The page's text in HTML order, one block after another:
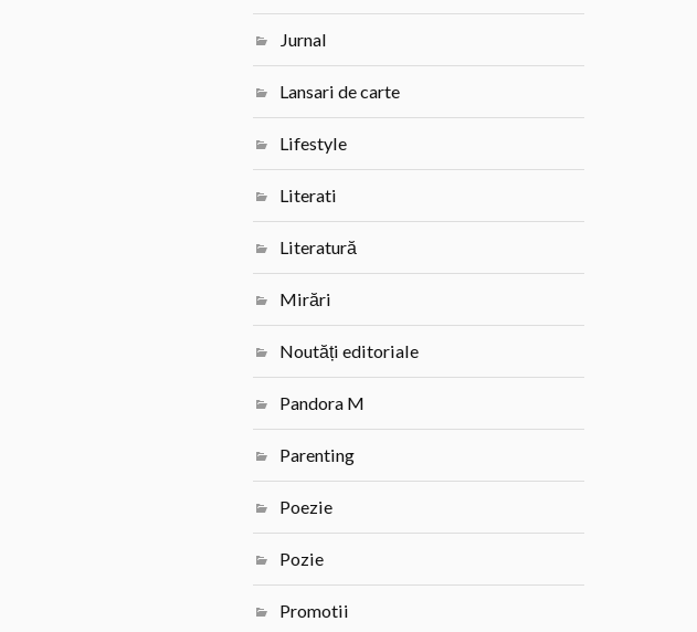
Jurnal
Lansari de carte
Lifestyle
Literati
Literatură
Mirări
Noutăți editoriale
Pandora M
Parenting
Poezie
Pozie
Promotii